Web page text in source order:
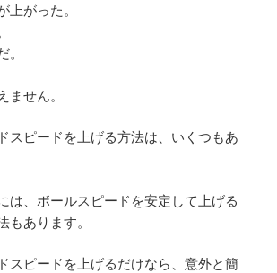
上がった。
。
ません。
スピードを上げる方法は、いくつもあ
は、ボールスピードを安定して上げる
もあります。
スピードを上げるだけなら、意外と簡